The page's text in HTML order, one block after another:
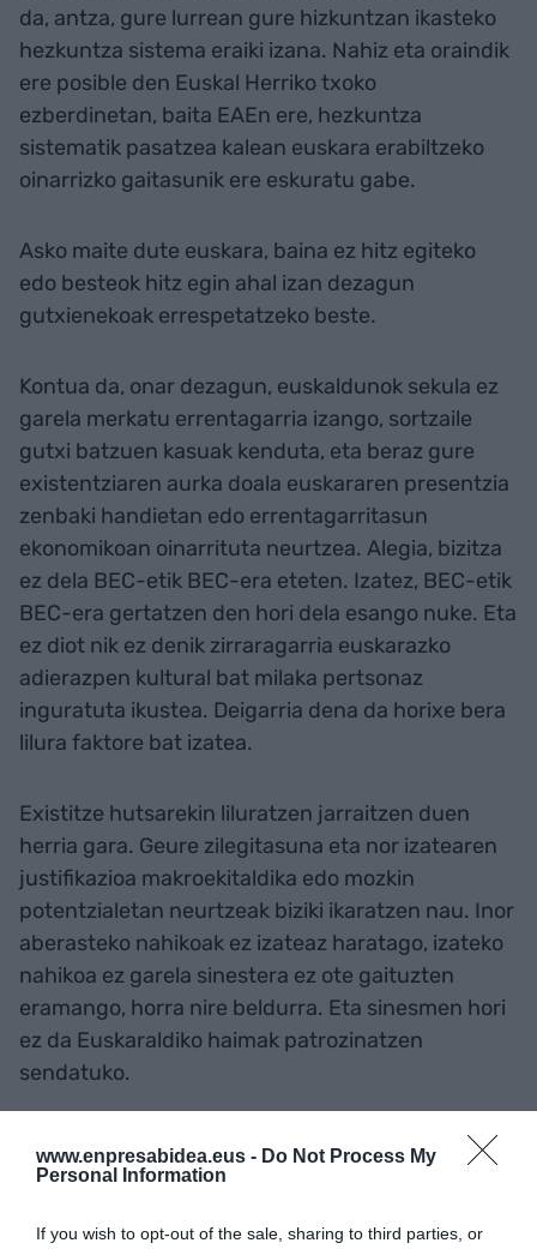
www.enpresabidea.eus - Do Not Process My
Personal Information
If you wish to opt-out of the sale, sharing to third parties, or
da, antza, gure lurrean gure hizkuntzan ikasteko
hezkuntza sistema eraiki izana. Nahiz eta oraindik
ere posible den Euskal Herriko txoko
ezberdinetan, baita EAEn ere, hezkuntza
sistematik pasatzea kalean euskara erabiltzeko
oinarrizko gaitasunik ere eskuratu gabe.
Asko maite dute euskara, baina ez hitz egiteko
edo besteok hitz egin ahal izan dezagun
gutxienekoak errespetatzeko beste.
Kontua da, onar dezagun, euskaldunok sekula ez
garela merkatu errentagarria izango, sortzaile
gutxi batzuen kasuak kenduta, eta beraz gure
existentziaren aurka doala euskararen presentzia
zenbaki handietan edo errentagarritasun
ekonomikoan oinarrituta neurtzea. Alegia, bizitza
ez dela BEC-etik BEC-era eteten. Izatez, BEC-etik
BEC-era gertatzen den hori dela esango nuke. Eta
ez diot nik ez denik zirraragarria euskarazko
adierazpen kultural bat milaka pertsonaz
inguratuta ikustea. Deigarria dena da horixe bera
lilura faktore bat izatea.
Existitze hutsarekin liluratzen jarraitzen duen
herria gara. Geure zilegitasuna eta nor izatearen
justifikazioa makroekitaldika edo mozkin
potentzialetan neurtzeak biziki ikaratzen nau. Inor
aberasteko nahikoak ez izateaz haratago, izateko
nahikoa ez garela sinestera ez ote gaituzten
eramango, horra nire beldurra. Eta sinesmen hori
ez da Euskaraldiko haimak patrozinatzen
sendatuko.
GehituEnpresaBIDEA Google-ren iturri
hobetsi gisa doan
AKTIBATU ORAIN